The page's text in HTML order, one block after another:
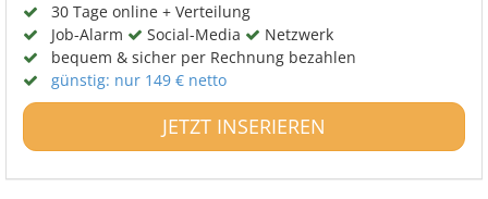
30 Tage online + Verteilung
Job-Alarm
Social-Media
Netzwerk
bequem & sicher per Rechnung bezahlen
günstig: nur 149 € netto
JETZT INSERIEREN